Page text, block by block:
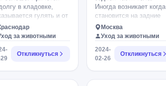
отработан по
+ потом 12
дронтал и 13
капли на холку
Кот постоянно
воротнике, но
Так же
дрожь по
в кладовке,
гулять и от
тоже может
Мы
в г.Горячий
Можете ли вы
в нашей
за животными
Откликнуться
Иногда возникает когда
становится на задние
лапы. Иногда когда
собака ложится. Были у
хирурга. Сказал искать
невролога.
Москва
Уход за животными
2024-
02-26
Откликнуться